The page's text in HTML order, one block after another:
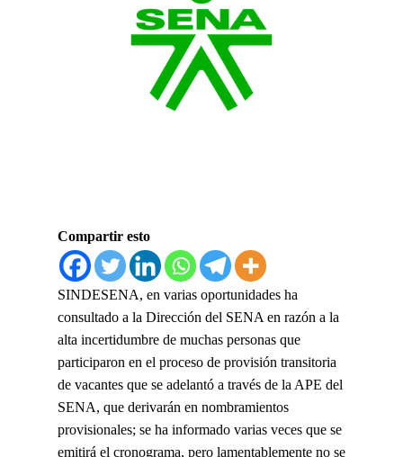
Compartir esto
SINDESENA, en varias oportunidades ha
consultado a la Dirección del SENA en razón a la
alta incertidumbre de muchas personas que
participaron en el proceso de provisión transitoria
de vacantes que se adelantó a través de la APE del
SENA, que derivarán en nombramientos
provisionales; se ha informado varias veces que se
emitirá el cronograma, pero lamentablemente no se